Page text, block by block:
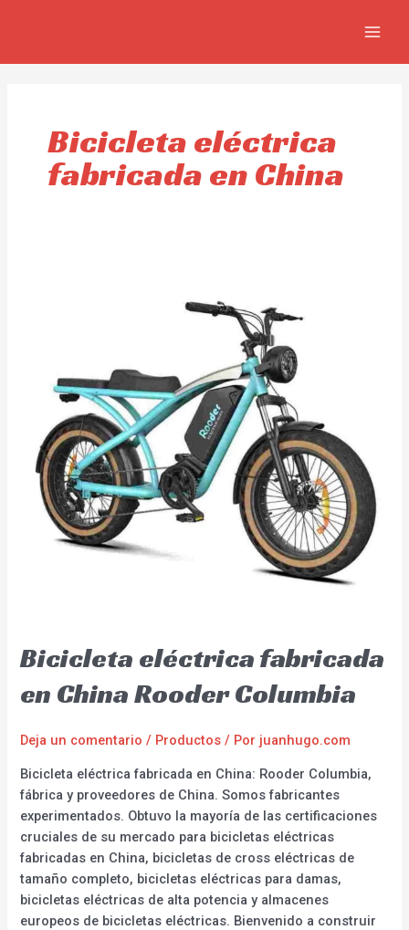
Bicicleta eléctrica
fabricada en China
Bicicleta eléctrica fabricada
en China Rooder Columbia
Deja un comentario / Productos / Por juanhugo.com
Bicicleta eléctrica fabricada en China: Rooder Columbia,
fábrica y proveedores de China. Somos fabricantes
experimentados. Obtuvo la mayoría de las certificaciones
cruciales de su mercado para bicicletas eléctricas
fabricadas en China, bicicletas de cross eléctricas de
tamaño completo, bicicletas eléctricas para damas,
bicicletas eléctricas de alta potencia y almacenes
europeos de bicicletas eléctricas. Bienvenido a construir